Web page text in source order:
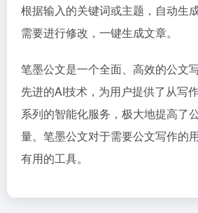
根据输入的关键词或主题，自动生
需要进行修改，一键生成文章。
笔墨公文是一个全面、高效的公文
先进的AI技术，为用户提供了从写
系列的智能化服务，极大地提高了
量。笔墨公文对于需要公文写作的
有用的工具。